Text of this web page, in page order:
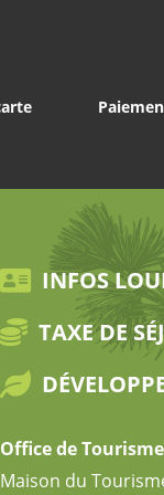
INFOS
TAXE DE
Office de
Maison du